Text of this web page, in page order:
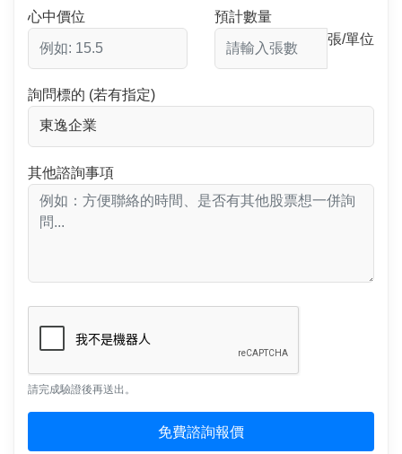
心中價位
預計數量
張/單位
詢問標的 (若有指定)
其他諮詢事項
請完成驗證後再送出。
免費諮詢報價